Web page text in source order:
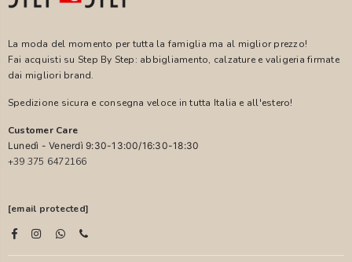
La moda del momento per tutta la famiglia ma al miglior prezzo!
Fai acquisti su Step By Step: abbigliamento, calzature e valigeria firmate
dai migliori brand.
Spedizione sicura e consegna veloce in tutta Italia e all'estero!
Customer Care
Lunedì - Venerdì 9:30-13:00/16:30-18:30
+39 375 6472166
[email protected]